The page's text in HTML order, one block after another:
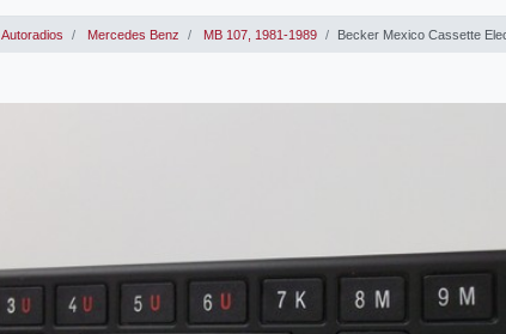
Autoradios Mercedes Benz MB 107, 1981-1989 Becker Mexico Cassette